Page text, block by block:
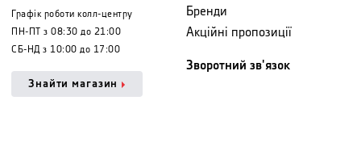
Графік роботи колл-центру
ПН-ПТ з 08:30 до 21:00
СБ-НД з 10:00 до 17:00
Знайти магазин
Бренди
Акційні пропозиції
Зворотний зв'язок